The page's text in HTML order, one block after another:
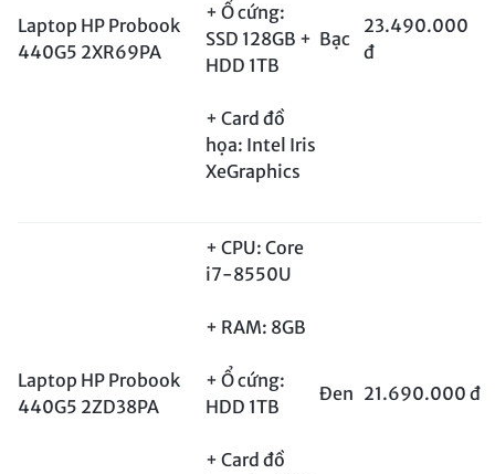
Laptop HP Probook
440G5 2XR69PA
+ Ổ cứng:
SSD 128GB +
HDD 1TB
+ Card đồ
họa: Intel Iris
XeGraphics
Bạc
23.490.000
đ
Laptop HP Probook
440G5 2ZD38PA
+ CPU: Core
i7-8550U
+ RAM: 8GB
+ Ổ cứng:
HDD 1TB
+ Card đồ
Đen 21.690.000 đ